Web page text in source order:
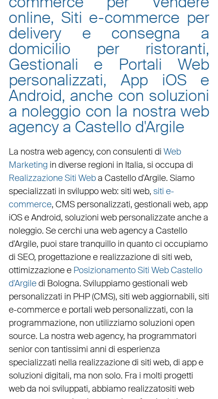
online, Siti e-commerce per
delivery e consegna a
domicilio per ristoranti,
Gestionali e Portali Web
personalizzati, App iOS e
Android, anche con soluzioni
a noleggio con la nostra web
agency a Castello d'Argile
La nostra web agency, con consulenti di Web
Marketing in diverse regioni in Italia, si occupa di
Realizzazione Siti Weba Castello d'Argile. Siamo
specializzati in sviluppo web: siti web, siti e-
commerce, CMS personalizzati, gestionali web, app
iOS e Android, soluzioni web personalizzateanche a
noleggio. Se cerchi una web agency a Castello
d'Argile, puoi stare tranquillo in quanto ci occupiamo
di SEO, progettazione e realizzazione di siti web,
ottimizzazionee Posizionamento Siti Web Castello
d'Argiledi Bologna. Sviluppiamogestionali web
personalizzati in PHP(CMS), siti web aggiornabili, siti
e-commercee portali web personalizzati, con la
programmazione, non utilizziamo soluzioni open
source. La nostra web agency, ha programmatori
senior con tantissimi anni di esperienza
specializzati nella realizzazione di siti web, di app e
soluzioni digitali, ma non solo. Fra i molti progetti
web da noi sviluppati, abbiamo realizzatositi web